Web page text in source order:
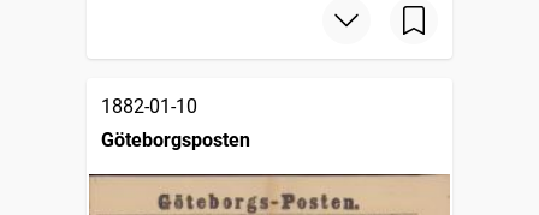
1882-01-10
Göteborgsposten